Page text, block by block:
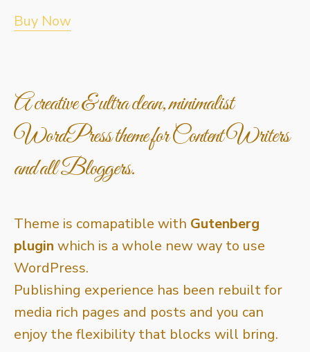
Buy Now
A creative & ultra clean, minimalist
WordPress theme for Content Writers
and all Bloggers.
Theme is comapatible with Gutenberg
plugin which is a whole new way to use
WordPress.
Publishing experience has been rebuilt for
media rich pages and posts and you can
enjoy the flexibility that blocks will bring.